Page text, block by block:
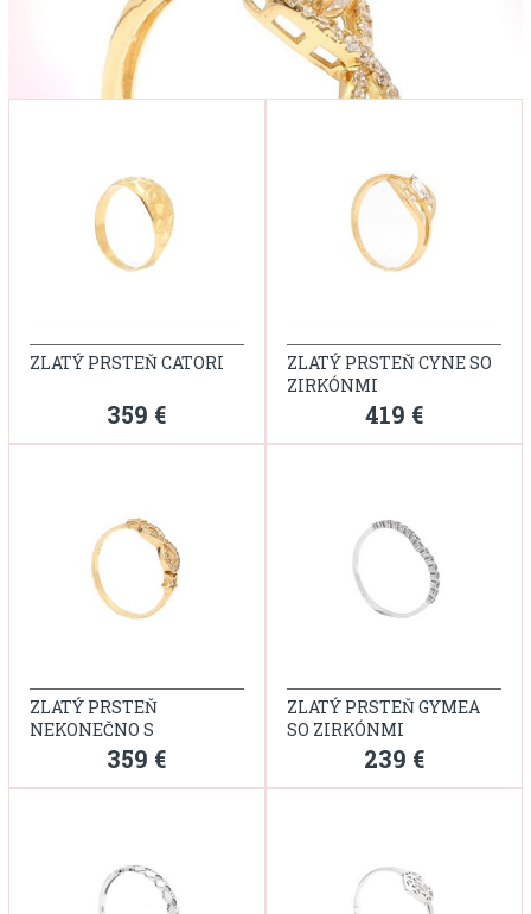
ZLATÝ PRSTEŇ CATORI
359 €
ZLATÝ PRSTEŇ CYNE SO
ZIRKÓNMI
419 €
ZLATÝ PRSTEŇ
NEKONEČNO S
HVIEZDIČKAMI
359 €
ZLATÝ PRSTEŇ GYMEA
SO ZIRKÓNMI
239 €